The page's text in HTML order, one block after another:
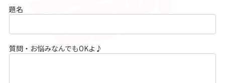
題名
質問・お悩みなんでもOKよ♪